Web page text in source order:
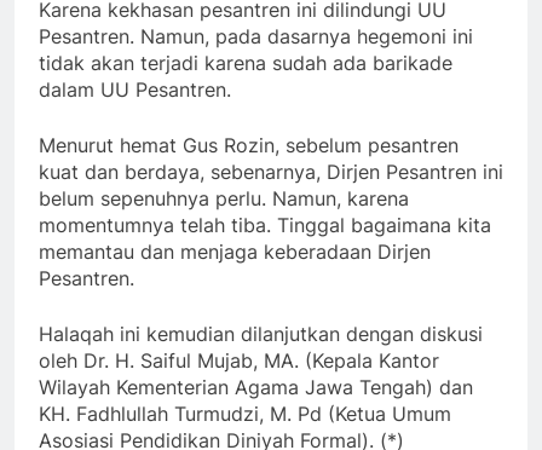
Karena kekhasan pesantren ini dilindungi UU
Pesantren. Namun, pada dasarnya hegemoni ini
tidak akan terjadi karena sudah ada barikade
dalam UU Pesantren.
Menurut hemat Gus Rozin, sebelum pesantren
kuat dan berdaya, sebenarnya, Dirjen Pesantren ini
belum sepenuhnya perlu. Namun, karena
momentumnya telah tiba. Tinggal bagaimana kita
memantau dan menjaga keberadaan Dirjen
Pesantren.
Halaqah ini kemudian dilanjutkan dengan diskusi
oleh Dr. H. Saiful Mujab, MA. (Kepala Kantor
Wilayah Kementerian Agama Jawa Tengah) dan
KH. Fadhlullah Turmudzi, M. Pd (Ketua Umum
Asosiasi Pendidikan Diniyah Formal). (*)